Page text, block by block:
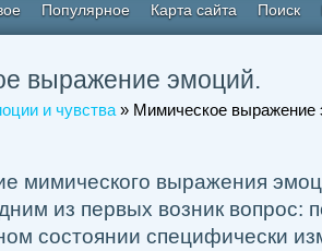
Популярное Карта сайта Поиск
выражение эмоций.
и чувства » Мимическое выражение
мимического выражения
из первых возник вопрос:
состоянии специфически